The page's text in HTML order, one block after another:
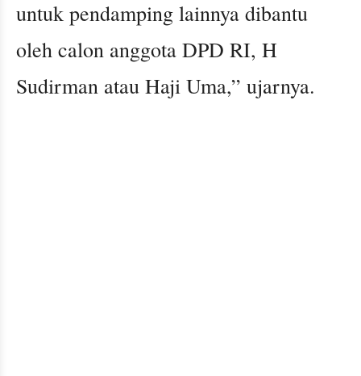
untuk pendamping lainnya dibantu
oleh calon anggota DPD RI, H
Sudirman atau Haji Uma,” ujarnya.